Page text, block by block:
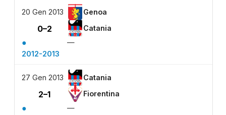
20 Gen 2013 Genoa
0–2 Catania
●
—
2012-2013
27 Gen 2013 Catania
2–1 Fiorentina
●
—